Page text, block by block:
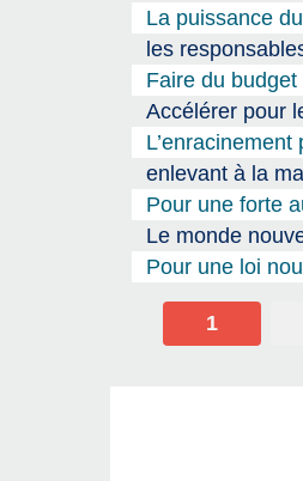
La puissance
les
Faire du
Accélérer pour
enlevant à la
Pour une forte
Le monde
Pour une loi
1